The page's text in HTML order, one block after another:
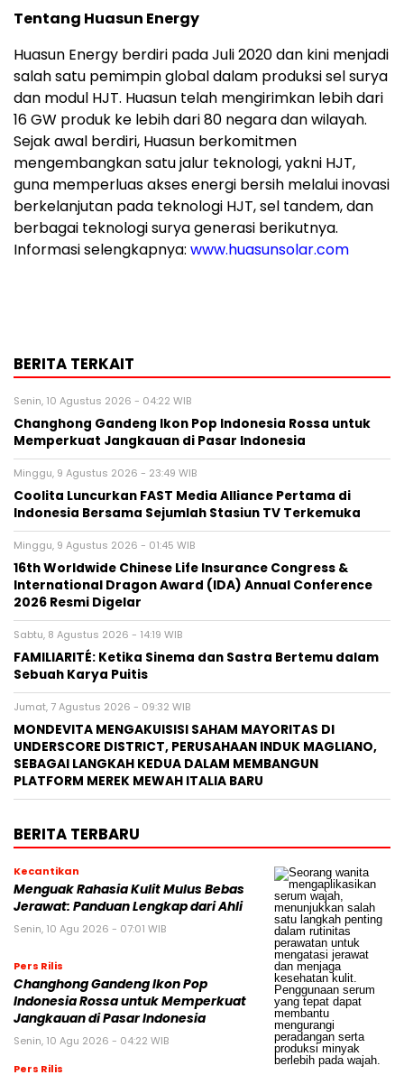
Tentang Huasun Energy
Huasun Energy berdiri pada Juli 2020 dan kini menjadi
salah satu pemimpin global dalam produksi sel surya
dan modul HJT. Huasun telah mengirimkan lebih dari
16 GW produk ke lebih dari 80 negara dan wilayah.
Sejak awal berdiri, Huasun berkomitmen
mengembangkan satu jalur teknologi, yakni HJT,
guna memperluas akses energi bersih melalui inovasi
berkelanjutan pada teknologi HJT, sel tandem, dan
berbagai teknologi surya generasi berikutnya.
Informasi selengkapnya: www.huasunsolar.com
BERITA TERKAIT
Senin, 10 Agustus 2026 - 04:22 WIB
Changhong Gandeng Ikon Pop Indonesia Rossa untuk
Memperkuat Jangkauan di Pasar Indonesia
Minggu, 9 Agustus 2026 - 23:49 WIB
Coolita Luncurkan FAST Media Alliance Pertama di
Indonesia Bersama Sejumlah Stasiun TV Terkemuka
Minggu, 9 Agustus 2026 - 01:45 WIB
16th Worldwide Chinese Life Insurance Congress &
International Dragon Award (IDA) Annual Conference
2026 Resmi Digelar
Sabtu, 8 Agustus 2026 - 14:19 WIB
FAMILIARITÉ: Ketika Sinema dan Sastra Bertemu dalam
Sebuah Karya Puitis
Jumat, 7 Agustus 2026 - 09:32 WIB
MONDEVITA MENGAKUISISI SAHAM MAYORITAS DI
UNDERSCORE DISTRICT, PERUSAHAAN INDUK MAGLIANO,
SEBAGAI LANGKAH KEDUA DALAM MEMBANGUN
PLATFORM MEREK MEWAH ITALIA BARU
BERITA TERBARU
Kecantikan
Menguak Rahasia Kulit Mulus Bebas
Jerawat: Panduan Lengkap dari Ahli
Senin, 10 Agu 2026 - 07:01 WIB
Pers Rilis
Changhong Gandeng Ikon Pop
Indonesia Rossa untuk Memperkuat
Jangkauan di Pasar Indonesia
Senin, 10 Agu 2026 - 04:22 WIB
Pers Rilis